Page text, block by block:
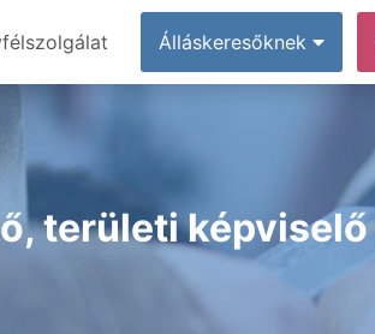
Álláskeresőknek
területi képviselő